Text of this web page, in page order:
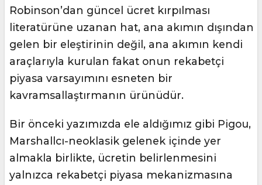
Robinson’dan güncel ücret kırpılması
literatürüne uzanan hat, ana akımın dışından
gelen bir eleştirinin değil, ana akımın kendi
araçlarıyla kurulan fakat onun rekabetçi
piyasa varsayımını esneten bir
kavramsallaştırmanın ürünüdür.
Bir önceki yazımızda ele aldığımız gibi Pigou,
Marshallcı-neoklasik gelenek içinde yer
almakla birlikte, ücretin belirlenmesini
yalnızca rekabetçi piyasa mekanizmasına